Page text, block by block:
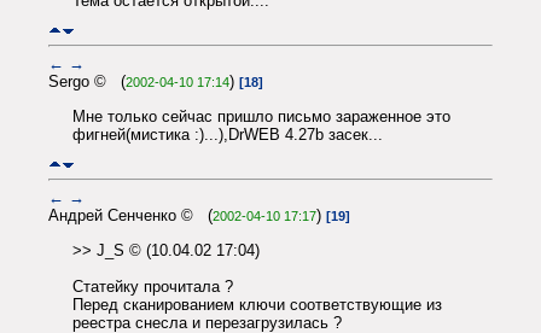
← →
Sergo © (2002-04-10 17:14) [18]
Мне только сейчас пришло письмо зараженное это
фигней(мистика :)...),DrWEB 4.27b засек...
← →
Андрей Сенченко © (2002-04-10 17:17) [19]
>> J_S © (10.04.02 17:04)
Статейку прочитала ?
Перед сканированием ключи соответствующие из
реестра снесла и перезагрузилась ?